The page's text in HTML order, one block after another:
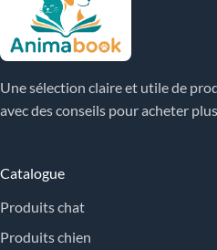
Une sélection claire et utile de
avec des conseils pour acheter
Catalogue
Produits chat
Produits chien